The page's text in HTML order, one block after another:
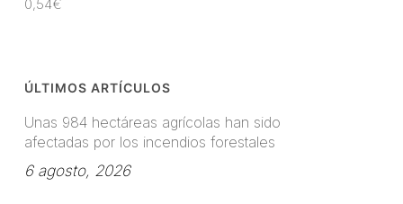
0,54€
ÚLTIMOS ARTÍCULOS
Unas 984 hectáreas agrícolas han sido
afectadas por los incendios forestales
6 agosto, 2026